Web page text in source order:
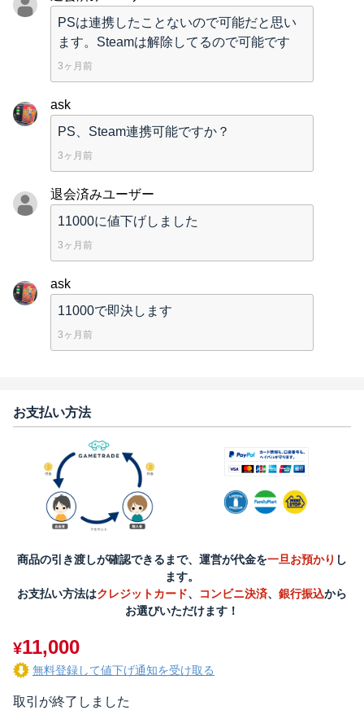
PSは連携したことないので可能だと思い
ます。Steamは解除してるので可能です
3ヶ月前
ask
PS、Steam連携可能ですか？
3ヶ月前
退会済みユーザー
11000に値下げしました
3ヶ月前
ask
11000で即決します
3ヶ月前
お支払い方法
商品の引き渡しが確認できるまで、運営が代金を一旦お預かり し
ます。
お支払い方法はクレジットカード、 コンビニ決済、 銀行振込から
お選びいただけます！
¥11,000
無料登録して値下げ通知を受け取る
取引が終了しました